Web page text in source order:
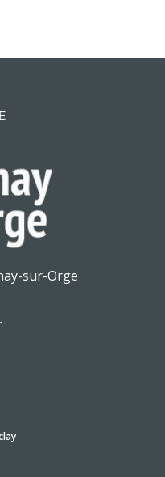
sur-Orge